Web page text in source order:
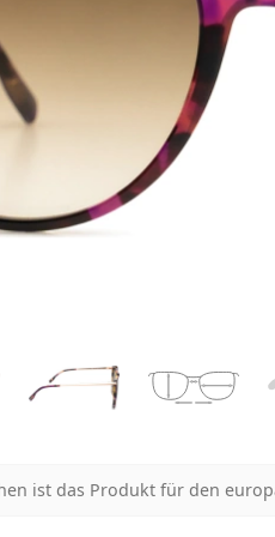
Glasbreite
Glasbreite
ist das Produkt für den